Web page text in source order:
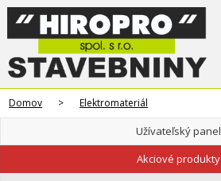
Domov > Elektromateriál
Užívateľský panel
Akciové produkty